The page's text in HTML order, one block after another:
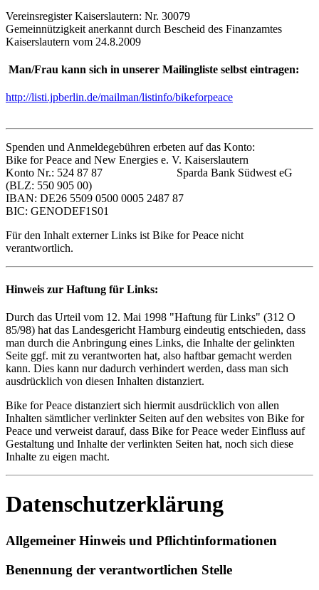
Vereinsregister Kaiserslautern: Nr. 30079
Gemeinnützigkeit anerkannt durch Bescheid des Finanzamtes
Kaiserslautern vom 24.8.2009
Man/Frau kann sich in unserer Mailingliste selbst eintragen:
http://listi.jpberlin.de/mailman/listinfo/bikeforpeace
Spenden und Anmeldegebühren erbeten auf das Konto:
Bike for Peace and New Energies e. V. Kaiserslautern
Konto Nr.: 524 87 87 Sparda Bank Südwest eG
(BLZ: 550 905 00)
IBAN: DE26 5509 0500 0005 2487 87
BIC: GENODEF1S01
Für den Inhalt externer Links ist Bike for Peace nicht
verantwortlich.
Hinweis zur Haftung für Links:
Durch das Urteil vom 12. Mai 1998 "Haftung für Links" (312 O
85/98) hat das Landesgericht Hamburg eindeutig entschieden, dass
man durch die Anbringung eines Links, die Inhalte der gelinkten
Seite ggf. mit zu verantworten hat, also haftbar gemacht werden
kann. Dies kann nur dadurch verhindert werden, dass man sich
ausdrücklich von diesen Inhalten distanziert.
Bike for Peace distanziert sich hiermit ausdrücklich von allen
Inhalten sämtlicher verlinkter Seiten auf den websites von Bike for
Peace und verweist darauf, dass Bike for Peace weder Einfluss auf
Gestaltung und Inhalte der verlinkten Seiten hat, noch sich diese
Inhalte zu eigen macht.
Datenschutzerklärung
Allgemeiner Hinweis und Pflichtinformationen
Benennung der verantwortlichen Stelle